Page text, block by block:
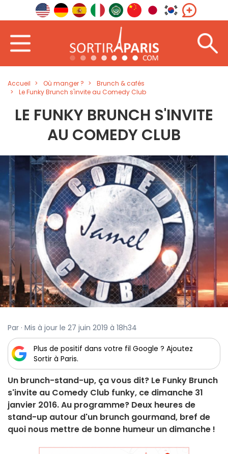
Accueil Où manger ?
Brunch & cafés
Le Funky Brunch s'invite au Comedy Club
LE FUNKY BRUNCH S'INVITE
AU COMEDY CLUB
Par · Mis à jour le 27 juin 2019 à 18h34
Plus de positif dans votre fil Google ? Ajoutez
Sortir à Paris.
Un brunch-stand-up, ça vous dit? Le Funky Brunch
s'invite au Comedy Club funky, ce dimanche 31
janvier 2016. Au programme? Deux heures de
stand-up autour d'un brunch gourmand, bref de
quoi nous mettre de bonne humeur un dimanche !